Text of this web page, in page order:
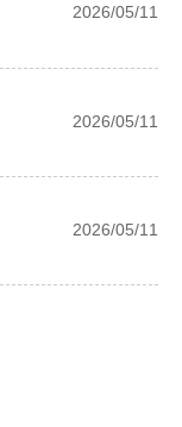
2026/05/11
2026/05/11
2026/05/11